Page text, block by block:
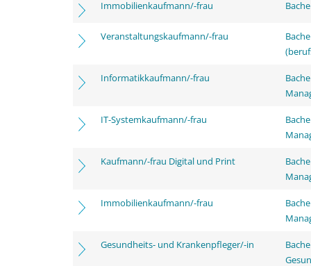
Immobilienkaufmann/-frau
Veranstaltungskaufmann/-frau
Informatikkaufmann/-frau
IT-Systemkaufmann/-frau
Kaufmann/-frau Digital und Print
Immobilienkaufmann/-frau
Gesundheits- und Krankenpfleger/-in